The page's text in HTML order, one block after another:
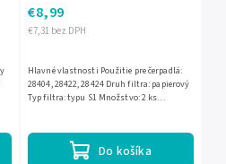
€7,31 bez DPH
€8,99
Do košíka
Hlavné vlastnosti Použitie pre čerpadlá:
28404, 28422, 28424 Druh filtra: papierový
Typ filtra: typu S1 Množstvo: 2 ks